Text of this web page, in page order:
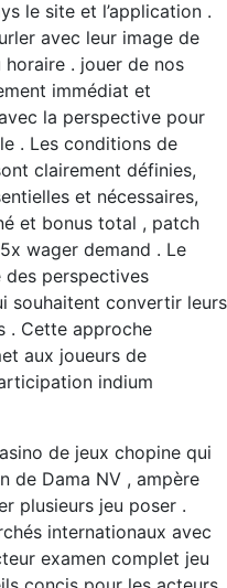
le site et l’application .
avec leur image de
. jouer de nos
immédiat et
la perspective pour
. Les conditions de
clairement définies,
et nécessaires,
et bonus total , patch
wager demand . Le
perspectives
souhaitent convertir leurs
. Cette approche
aux joueurs de
indium
de jeux chopine qui
de Dama NV , ampère
plusieurs jeu poser .
internationaux avec
examen complet jeu